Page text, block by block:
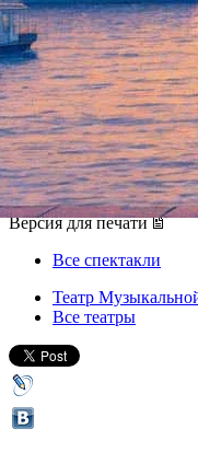
Премьера
в
19 мая 2013, воскресенье
Версия для печати
Все спектакли
Театр
Все театры